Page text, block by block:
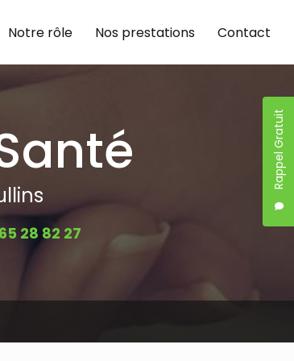
Rappel Gratuit
Notre rôle Nos prestations Contact
28 82 27